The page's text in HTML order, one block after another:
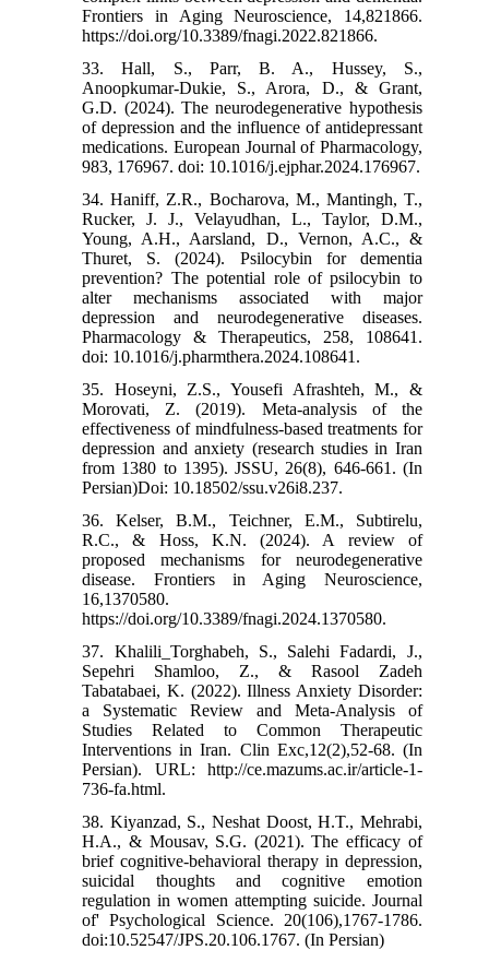
Frontiers in Aging Neuroscience, 14,821866.
https://doi.org/10.3389/fnagi.2022.821866.
33. Hall, S., Parr, B. A., Hussey, S.,
Anoopkumar-Dukie, S., Arora, D., & Grant,
G.D. (2024). The neurodegenerative hypothesis
of depression and the influence of antidepressant
medications. European Journal of Pharmacology,
983, 176967. doi: 10.1016/j.ejphar.2024.176967.
34. Haniff, Z.R., Bocharova, M., Mantingh, T.,
Rucker, J. J., Velayudhan, L., Taylor, D.M.,
Young, A.H., Aarsland, D., Vernon, A.C., &
Thuret, S. (2024). Psilocybin for dementia
prevention? The potential role of psilocybin to
alter mechanisms associated with major
depression and neurodegenerative diseases.
Pharmacology & Therapeutics, 258, 108641.
doi: 10.1016/j.pharmthera.2024.108641.
35. Hoseyni, Z.S., Yousefi Afrashteh, M., &
Morovati, Z. (2019). Meta-analysis of the
effectiveness of mindfulness-based treatments for
depression and anxiety (research studies in Iran
from 1380 to 1395). JSSU, 26(8), 646-661. (In
Persian)Doi: 10.18502/ssu.v26i8.237.
36. Kelser, B.M., Teichner, E.M., Subtirelu,
R.C., & Hoss, K.N. (2024). A review of
proposed mechanisms for neurodegenerative
disease. Frontiers in Aging Neuroscience,
16,1370580.
https://doi.org/10.3389/fnagi.2024.1370580.
37. Khalili_Torghabeh, S., Salehi Fadardi, J.,
Sepehri Shamloo, Z., & Rasool Zadeh
Tabatabaei, K. (2022). Illness Anxiety Disorder:
a Systematic Review and Meta-Analysis of
Studies Related to Common Therapeutic
Interventions in Iran. Clin Exc,12(2),52-68. (In
Persian). URL: http://ce.mazums.ac.ir/article-1-
736-fa.html.
38. Kiyanzad, S., Neshat Doost, H.T., Mehrabi,
H.A., & Mousav, S.G. (2021). The efficacy of
brief cognitive-behavioral therapy in depression,
suicidal thoughts and cognitive emotion
regulation in women attempting suicide. Journal
of' Psychological Science. 20(106),1767-1786.
doi:10.52547/JPS.20.106.1767. (In Persian)